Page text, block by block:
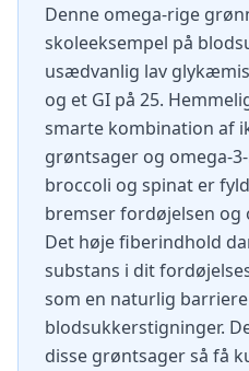
Denne omega-rige
skoleeksempel på
usædvanlig lav
og et GI på 25.
smarte kombination af
grøntsager og omega-
broccoli og spinat er
bremser fordøjelsen og
Det høje fiberindhold
substans i dit
som en naturlig
blodsukkerstigninger.
disse grøntsager så få